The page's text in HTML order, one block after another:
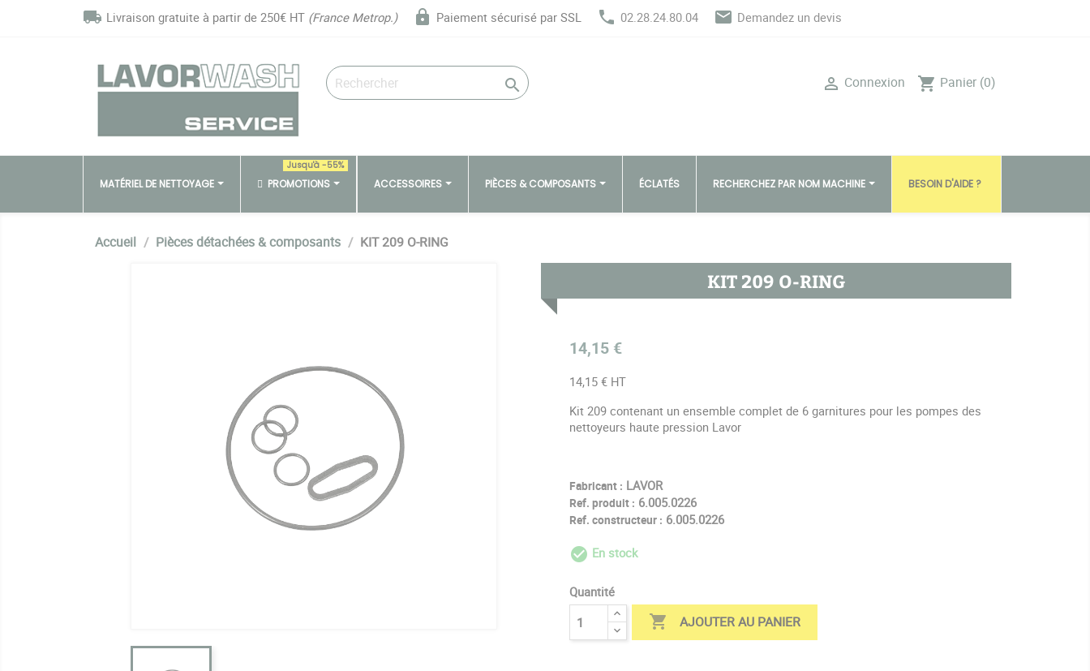
local_shipping Livraison gratuite à partir de 250€ HT (France Metrop.) lock Paiement sécurisé par SSL phone 02.28.24.80.04 email Demandez un devis
 shopping_cart Panier (0)
 Connexion
MATÉRIEL DE NETTOYAGE PROMOTIONS
Jusqu'à -55%
ACCESSOIRES PIÈCES & COMPOSANTS ÉCLATÉS RECHERCHEZ PAR NOM MACHINE BESOIN D'AIDE ?
Accueil Pièces détachées & composants KIT 209 O-RING
KIT 209 O-RING
14,15 €
14,15 € HT
Kit 209 contenant un ensemble complet de 6 garnitures pour les pompes des
nettoyeurs haute pression Lavor
Fabricant : LAVOR
Ref. produit : 6.005.0226
Ref. constructeur : 6.005.0226
check_circle_outline
En stock
Quantité
 AJOUTER AU PANIER
Panneau de gestion des cookies